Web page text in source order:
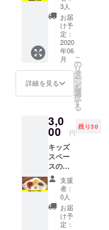
はクラ
ウド
ファン
ディン
グ購入
された
方が断
然お得
です！
スは以
下の5種
お選び
いただ
けま
す。 ・
華美チ
キンカ
レー ・
とろと
ろオム
だくこ
とをお
伝えく
ださ
い。
『美味
しく楽
しく健
康にな
トー
に、提
供して
いるラ
ンチを
ぜひお
楽しみ
くださ
い。 お
店で頼
むより
消費税
だける
お得な
低糖質
パフェ
券3枚
セット
です。
こちら
でご購
入者様
を把握
ります
ので、
ご来店
時にチ
ケット
をご使
用いた
だくこ
とをお
伝えく
ださ
い。 デ
3人
お届
け予
定：
2020
年06
月
詳細を見る
こ
の
リ
タ
ー
ン
を
選
択
す
る
3,0
00 円
残り30
キッズ
スペー
スのあ
る低糖
質
cafe&b
ar華美
のキッ
ズレー
支援
者：
0人
お届
け予
定：